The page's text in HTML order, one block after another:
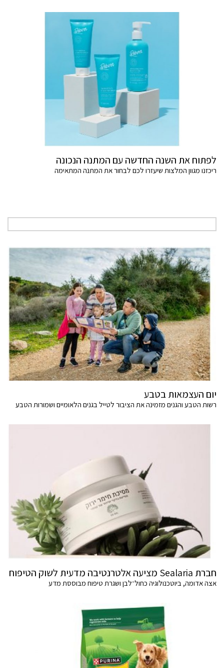
לפתוח את השנה החדשה עם המתנה הנכונה
ריכזנו מגוון המלצות שיעזרו לכם לבחור את המתנה המתאימה
יום העצמאות בטבע
רשות הטבע והגנים מזמינה את הציבור לטייל בגנים הלאומיים ושמורות הטבע
חברת Sealaria מציעה אלטרנטיבה מדעית לשוק הטיפוח
אצה אדומה, ביוטכנולוגיה כחול־לבן ושגרת טיפוח מבוססת מדע